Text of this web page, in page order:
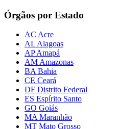
Órgãos por Estado
AC Acre
AL Alagoas
AP Amapá
AM Amazonas
BA Bahia
CE Ceará
DF Distrito Federal
ES Espírito Santo
GO Goiás
MA Maranhão
MT Mato Grosso